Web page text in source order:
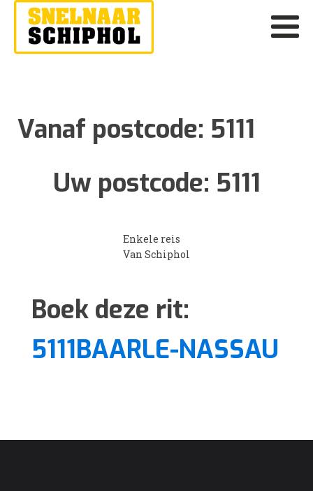
Vanaf postcode: 5111
Uw postcode: 5111
Enkele reis
Van Schiphol
Boek deze rit:
5111BAARLE-NASSAU